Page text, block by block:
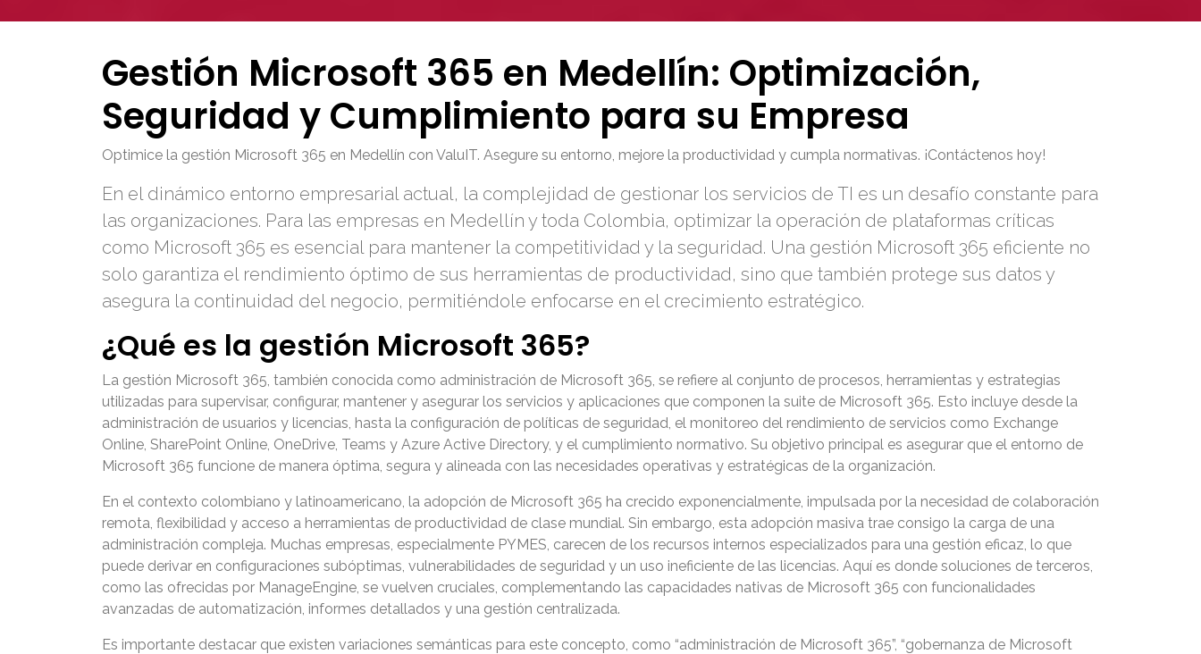
Gestión Microsoft 365 en Medellín: Optimización,
Seguridad y Cumplimiento para su Empresa
Optimice la gestión Microsoft 365 en Medellín con ValuIT. Asegure su entorno, mejore la productividad y cumpla normativas. ¡Contáctenos hoy!
En el dinámico entorno empresarial actual, la complejidad de gestionar los servicios de TI es un desafío constante para
las organizaciones. Para las empresas en Medellín y toda Colombia, optimizar la operación de plataformas críticas
como Microsoft 365 es esencial para mantener la competitividad y la seguridad. Una gestión Microsoft 365 eficiente no
solo garantiza el rendimiento óptimo de sus herramientas de productividad, sino que también protege sus datos y
asegura la continuidad del negocio, permitiéndole enfocarse en el crecimiento estratégico.
¿Qué es la gestión Microsoft 365?
La gestión Microsoft 365, también conocida como administración de Microsoft 365, se refiere al conjunto de procesos, herramientas y estrategias
utilizadas para supervisar, configurar, mantener y asegurar los servicios y aplicaciones que componen la suite de Microsoft 365. Esto incluye desde la
administración de usuarios y licencias, hasta la configuración de políticas de seguridad, el monitoreo del rendimiento de servicios como Exchange
Online, SharePoint Online, OneDrive, Teams y Azure Active Directory, y el cumplimiento normativo. Su objetivo principal es asegurar que el entorno de
Microsoft 365 funcione de manera óptima, segura y alineada con las necesidades operativas y estratégicas de la organización.
En el contexto colombiano y latinoamericano, la adopción de Microsoft 365 ha crecido exponencialmente, impulsada por la necesidad de colaboración
remota, flexibilidad y acceso a herramientas de productividad de clase mundial. Sin embargo, esta adopción masiva trae consigo la carga de una
administración compleja. Muchas empresas, especialmente PYMES, carecen de los recursos internos especializados para una gestión eficaz, lo que
puede derivar en configuraciones subóptimas, vulnerabilidades de seguridad y un uso ineficiente de las licencias. Aquí es donde soluciones de terceros,
como las ofrecidas por ManageEngine, se vuelven cruciales, complementando las capacidades nativas de Microsoft 365 con funcionalidades
avanzadas de automatización, informes detallados y una gestión centralizada.
Es importante destacar que existen variaciones semánticas para este concepto, como “administración de Microsoft 365”, “gobernanza de Microsoft